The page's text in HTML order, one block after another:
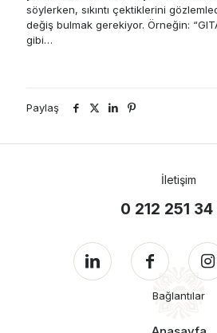
söylerken, sıkıntı çektiklerini
değiş bulmak gerekiyor. Örneğin:
gibi…
Paylaş
İletişim
0 212 251
Bağlantılar